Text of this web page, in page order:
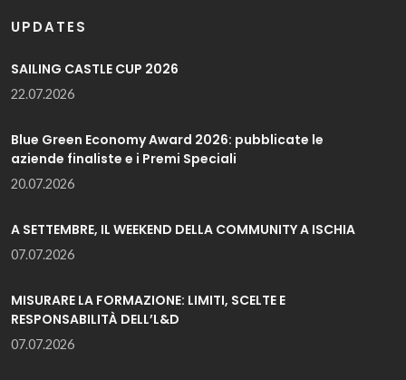
UPDATES
SAILING CASTLE CUP 2026
22.07.2026
Blue Green Economy Award 2026: pubblicate le
aziende finaliste e i Premi Speciali
20.07.2026
A SETTEMBRE, IL WEEKEND DELLA COMMUNITY A ISCHIA
07.07.2026
MISURARE LA FORMAZIONE: LIMITI, SCELTE E
RESPONSABILITÀ DELL’L&D
07.07.2026